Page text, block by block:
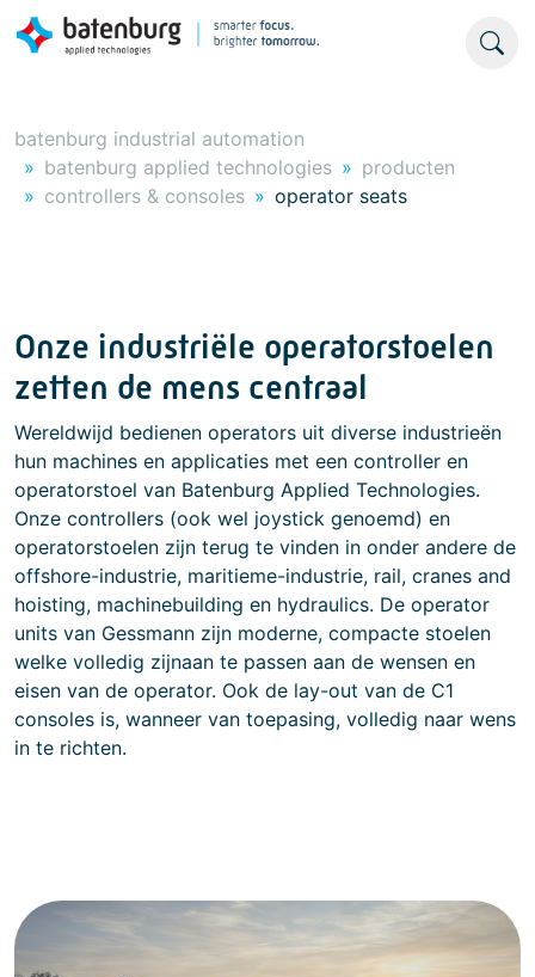
batenburg industrial automation
batenburg applied technologies
producten
controllers & consoles
operator seats
Onze industriële operatorstoelen
zetten de mens centraal
Wereldwijd bedienen operators uit diverse industrieën
hun machines en applicaties met een controller en
operatorstoel van Batenburg Applied Technologies.
Onze controllers (ook wel joystick genoemd) en
operatorstoelen zijn terug te vinden in onder andere de
offshore-industrie, maritieme-industrie, rail, cranes and
hoisting, machinebuilding en hydraulics. De operator
units van Gessmann zijn moderne, compacte stoelen
welke volledig zijnaan te passen aan de wensen en
eisen van de operator. Ook de lay-out van de C1
consoles is, wanneer van toepasing, volledig naar wens
in te richten.